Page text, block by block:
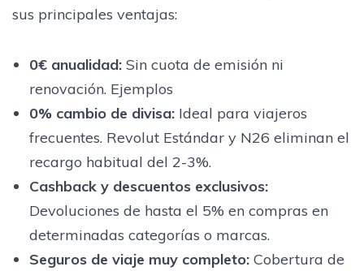
sus principales ventajas:
0€ anualidad:Sin cuota de emisión ni
renovación. Ejemplos
0% cambio de divisa:Ideal para viajeros
frecuentes. Revolut Estándar y N26 eliminan el
recargo habitual del 2-3%.
Cashback y descuentos exclusivos:
Devoluciones de hasta el 5% en compras en
determinadas categorías o marcas.
Seguros de viaje muy completo:Cobertura de